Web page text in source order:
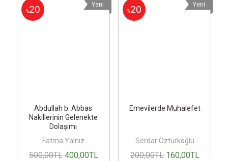
%20 Yeni
Abdullah b. Abbas
Nakillerinin Gelenekte
Dolaşımı
Fatma Yalnız
500,00TL 400,00TL
%20 Yeni
Emevilerde Muhalefet
Serdar Öztürkoğlu
200,00TL 160,00TL